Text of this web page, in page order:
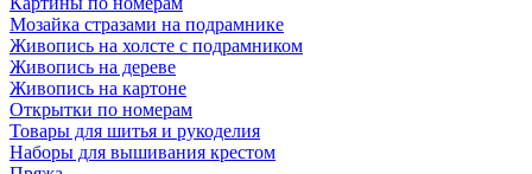
Мозайка стразами на подрамнике
Живопись на холсте с подрамником
Живопись на дереве
Живопись на картоне
Открытки по номерам
Товары для шитья и рукоделия
Наборы для вышивания крестом